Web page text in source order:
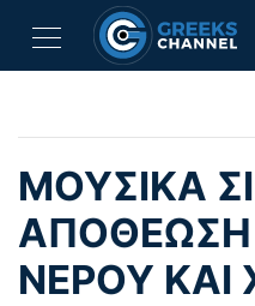
ΜΟΥΣΙΚΆ
ΝΕΡΟΎ